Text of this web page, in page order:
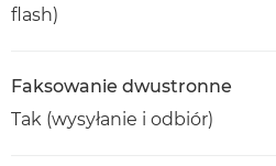
flash)
Faksowanie dwustronne
Tak (wysyłanie i odbiór)